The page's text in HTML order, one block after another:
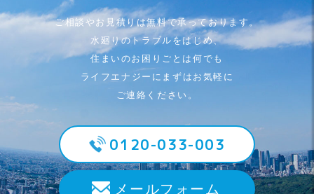
ご相談やお見積りは無料で承っております。
水廻りのトラブルをはじめ、
住まいのお困りごとは何でも
ライフエナジーにまずはお気軽に
ご連絡ください。
0120-033-003
メールフォーム